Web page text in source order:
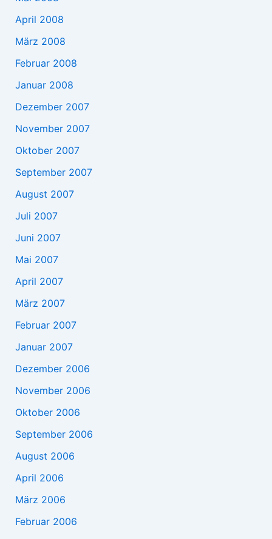
April 2008
März 2008
Februar 2008
Januar 2008
Dezember 2007
November 2007
Oktober 2007
September 2007
August 2007
Juli 2007
Juni 2007
Mai 2007
April 2007
März 2007
Februar 2007
Januar 2007
Dezember 2006
November 2006
Oktober 2006
September 2006
August 2006
April 2006
März 2006
Februar 2006